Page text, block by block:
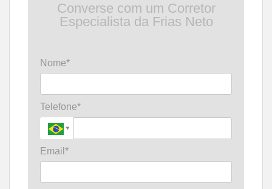
Converse com um Corretor
Especialista da Frias Neto
Nome*
Telefone*
Email*